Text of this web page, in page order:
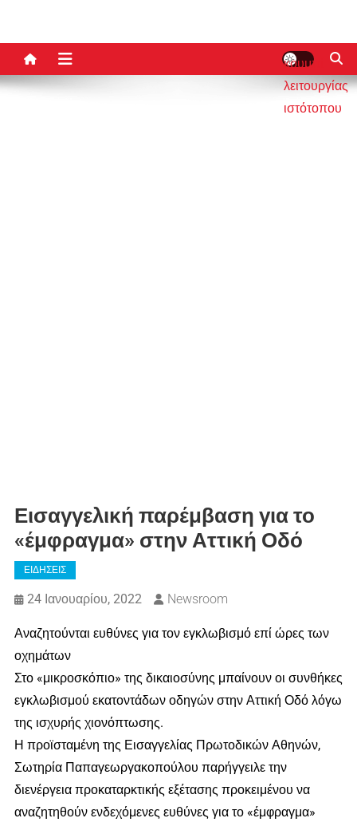
κουμπί
λειτουργίας
ιστότοπου
Εισαγγελική παρέμβαση για το
«έμφραγμα» στην Αττική Οδό
ΕΙΔΗΣΕΙΣ
24 Ιανουαρίου, 2022 Newsroom
Αναζητούνται ευθύνες για τον εγκλωβισμό επί ώρες των
οχημάτων
Στο «μικροσκόπιο» της δικαιοσύνης μπαίνουν οι συνθήκες
εγκλωβισμού εκατοντάδων οδηγών στην Αττική Οδό λόγω
της ισχυρής χιονόπτωσης.
Η προϊσταμένη της Εισαγγελίας Πρωτοδικών Αθηνών,
Σωτηρία Παπαγεωργακοπούλου παρήγγειλε την
διενέργεια προκαταρκτικής εξέτασης προκειμένου να
αναζητηθούν ενδεχόμενες ευθύνες για το «έμφραγμα»